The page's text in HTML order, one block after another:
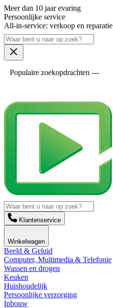
Meer dan 10 jaar evaring
Persoonlijke service
All-in-service: verkoop en reparatie
Populaire zoekopdrachten ---
Klantenservice
Winkelwagen
Beeld & Geluid
Computer, Multimedia & Telefonie
Wassen en drogen
Keuken
Huishoudelijk
Persoonlijke verzorging
Inbouw